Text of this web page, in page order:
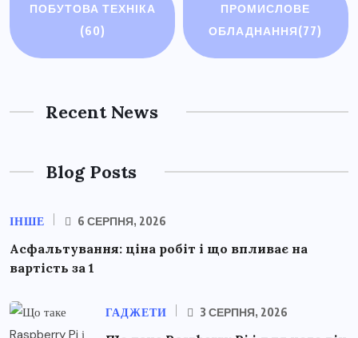
ПОБУТОВА ТЕХНІКА
(60)
ПРОМИСЛОВЕ
ОБЛАДНАННЯ(77)
Recent News
Blog Posts
ІНШЕ 6 СЕРПНЯ, 2026
Асфальтування: ціна робіт і що впливає на
вартість за 1
ГАДЖЕТИ 3 СЕРПНЯ, 2026